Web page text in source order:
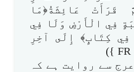
قَرَأَتْ عَائِشَةُ﴿مَا
فِي الْأَرْضِ وَلَا فِي
كِتَابٍ﴾ إِلَى آخِرِ
سے روایت ہے کہ